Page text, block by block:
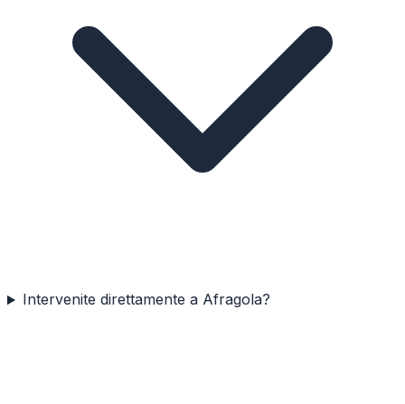
Intervenite direttamente a Afragola?